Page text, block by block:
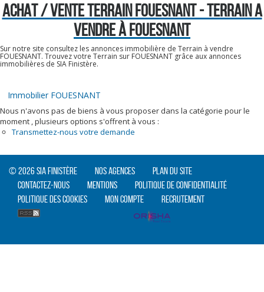
ACHAT / VENTE TERRAIN FOUESNANT - TERRAIN A
VENDRE À FOUESNANT
Sur notre site consultez les annonces immobilière de Terrain à vendre
FOUESNANT. Trouvez votre Terrain sur FOUESNANT grâce aux annonces
immobilières de SIA Finistère.
Immobilier FOUESNANT
Nous n'avons pas de biens à vous proposer dans la catégorie pour le
moment , plusieurs options s'offrent à vous :
Transmettez-nous votre demande
© 2026 SIA Finistère Nos agences
Plan du site
Contactez-nous
Mentions
Politique de confidentialité
Politique des cookies
Mon compte Recrutement